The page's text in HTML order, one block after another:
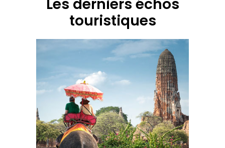
Les derniers échos
touristiques